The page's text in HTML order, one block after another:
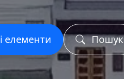
елементи Пошук